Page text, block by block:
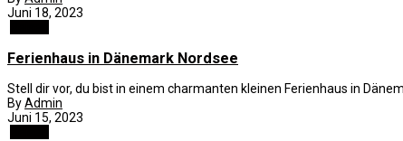
Juni 18, 2023
Ferienhaus in Dänemark Nordsee
Stell dir vor, du bist in einem charmanten kleinen Ferienhaus in
ByAdmin
Juni 15, 2023